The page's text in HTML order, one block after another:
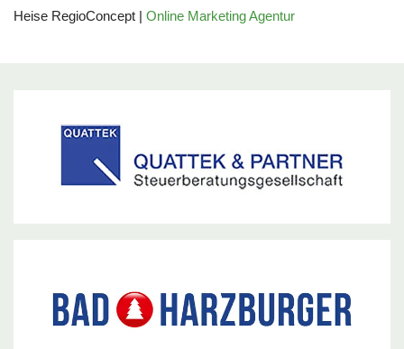
Heise RegioConcept | Online Marketing Agentur